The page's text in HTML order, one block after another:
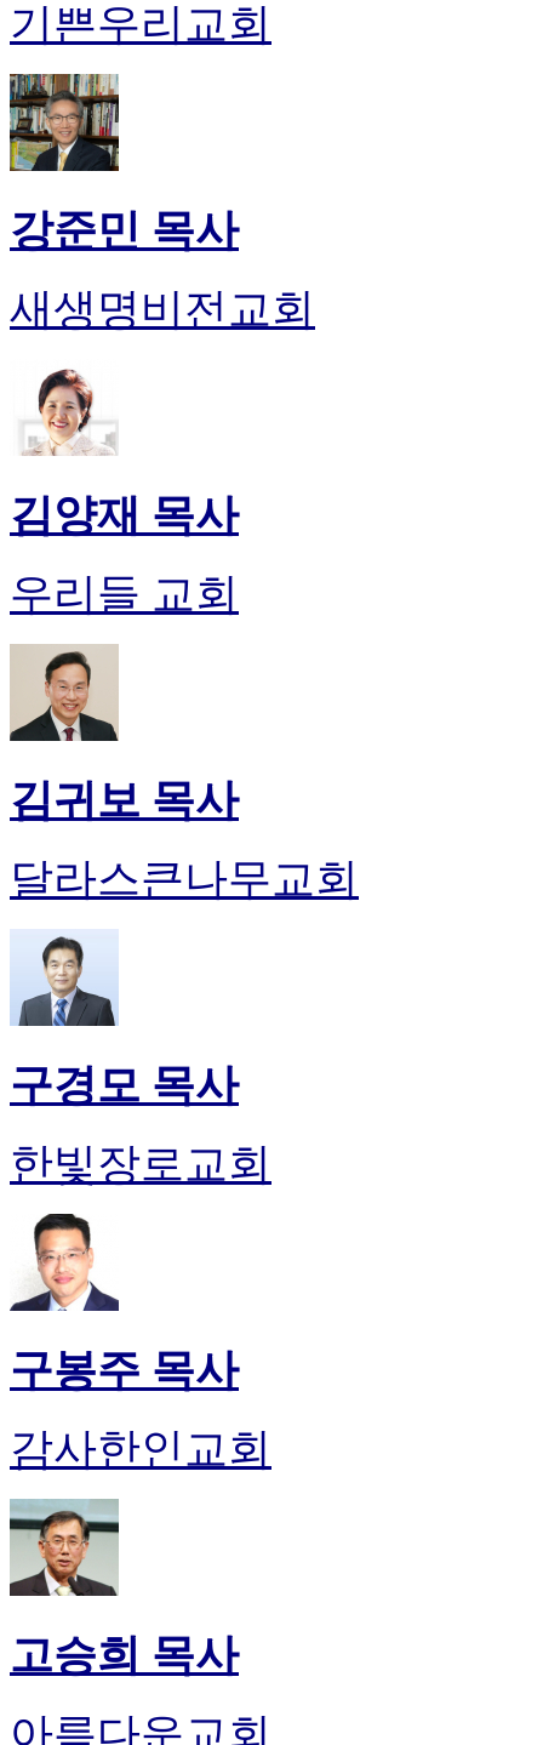
기쁜우리교회
강준민 목사
새생명비전교회
김양재 목사
우리들 교회
김귀보 목사
달라스큰나무교회
구경모 목사
한빛장로교회
구봉주 목사
감사한인교회
고승희 목사
아름다운교회